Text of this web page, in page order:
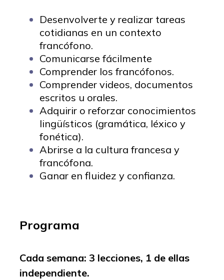
Desenvolverte y realizar tareas
cotidianas en un contexto
francófono.
Comunicarse fácilmente
Comprender los francófonos.
Comprender videos, documentos
escritos u orales.
Adquirir o reforzar conocimientos
lingüísticos (gramática, léxico y
fonética).
Abrirse a la cultura francesa y
francófona.
Ganar en fluidez y confianza.
Programa
Cada semana: 3 lecciones, 1 de ellas
independiente.